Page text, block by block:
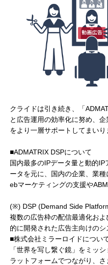
クライドは引き続き、「
と広告運用の効率化に努め、
をより一層サポートしてまいり
■ADMATRIX DSPについて
国内最多のIPデータ量と動的
ータを元に、国内の企業、業
ebマーケティングの支援や
(※) DSP (Demand Side
複数の広告枠の配信最適化お
的に開発された広告主向けのシ
■株式会社ミラーロイドについ
「世界を写し繋ぐ鏡」をミッ
ラットフォームでつながり、